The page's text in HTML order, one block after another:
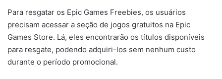
Para resgatar os Epic Games Freebies, os usuários
precisam acessar a seção de jogos gratuitos na Epic
Games Store. Lá, eles encontrarão os títulos disponíveis
para resgate, podendo adquiri-los sem nenhum custo
durante o período promocional.